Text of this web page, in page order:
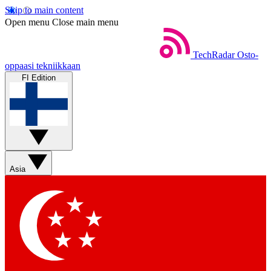
Skip to main content
Open menu Close main menu
TechRadar Osto-
oppaasi tekniikkaan
FI Edition
Asia